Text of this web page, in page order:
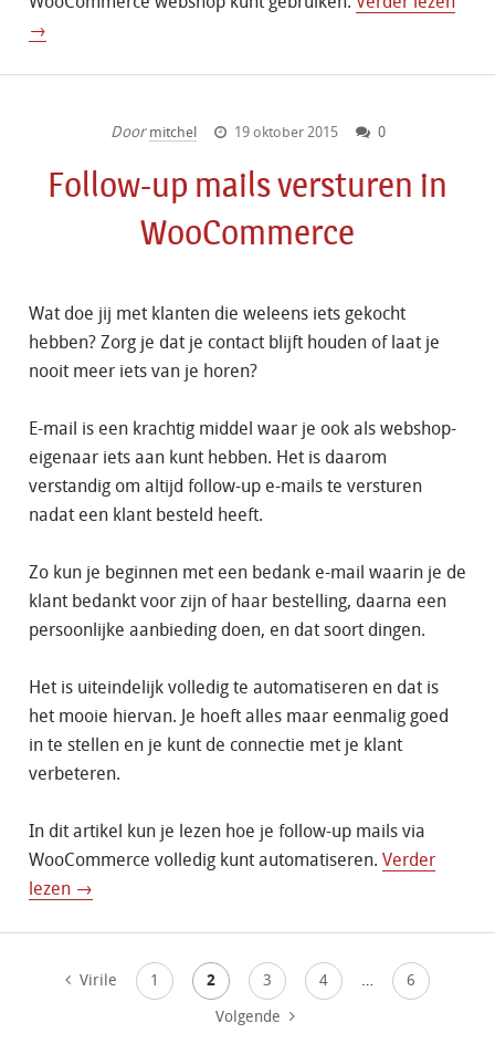
→
Door mitchel 19 oktober 2015 0
Follow-up mails versturen in
WooCommerce
Wat doe jij met klanten die weleens iets gekocht
hebben? Zorg je dat je contact blijft houden of laat je
nooit meer iets van je horen?
E-mail is een krachtig middel waar je ook als webshop-
eigenaar iets aan kunt hebben. Het is daarom
verstandig om altijd follow-up e-mails te versturen
nadat een klant besteld heeft.
Zo kun je beginnen met een bedank e-mail waarin je de
klant bedankt voor zijn of haar bestelling, daarna een
persoonlijke aanbieding doen, en dat soort dingen.
Het is uiteindelijk volledig te automatiseren en dat is
het mooie hiervan. Je hoeft alles maar eenmalig goed
in te stellen en je kunt de connectie met je klant
verbeteren.
In dit artikel kun je lezen hoe je follow-up mails via
WooCommerce volledig kunt automatiseren. Verder
lezen →
Virile 1 2 3 4 …
6
Volgende